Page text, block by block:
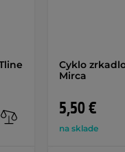
Cyklo
Mirca
5,50 €
na sklade